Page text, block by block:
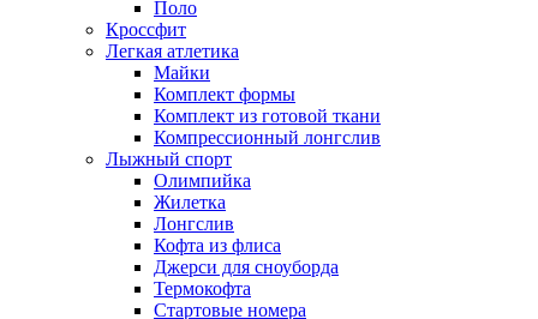
Поло
Кроссфит
Легкая атлетика
Майки
Комплект формы
Комплект из готовой ткани
Компрессионный лонгслив
Лыжный спорт
Олимпийка
Жилетка
Лонгслив
Кофта из флиса
Джерси для сноуборда
Термокофта
Стартовые номера